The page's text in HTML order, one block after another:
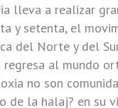
lleva a realizar
y setenta, el
del Norte y del
regresa al mundo
no son
de la halaj? en su